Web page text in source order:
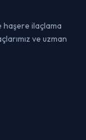
ilaçlama
ve uzman